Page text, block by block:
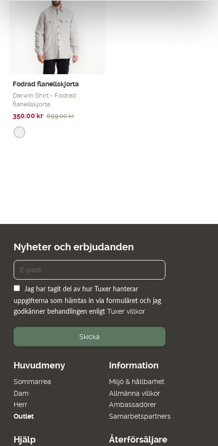
Fodrad flanellskjorta
Darwin Shirt - Fodrad
flanellskjorta
699.00kr
Det
ursprungliga
priset
350.00 kr
Det
nuvarande
priset
Huvudmeny
Sommarrea
Dam
Herr
Outlet
Information
Miljö & hållbarhet
Allmänna villkor
Ambassadörer
Samarbetspartners
Hjälp Återförsäljare
Nyheter och erbjudanden
Jag har tagit del av hur Tuxer hanterar
uppgifterna som hämtas in via formuläret och jag
godkänner behandlingen enligt Tuxer villkor
Skicka